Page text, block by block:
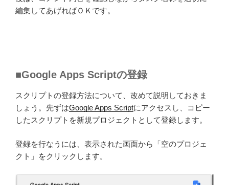
編集してあげればＯＫです。
■Google Apps Scriptの登録
スクリプトの登録方法について、改めて説明しておきま
しょう。先ずはGoogle Apps Scriptにアクセスし、コピー
したスクリプトを新規プロジェクトとして登録します。
登録を行なうには、表示された画面から「空のプロジェ
クト」をクリックします。